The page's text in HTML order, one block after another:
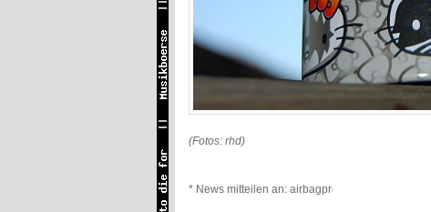
(Fotos: rhd)
* News mitteilen an: airbagpromo@gmail.com *